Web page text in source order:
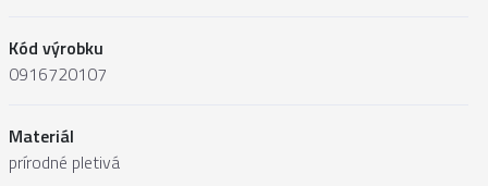
Kód výrobku
0916720107
Materiál
prírodné pletivá